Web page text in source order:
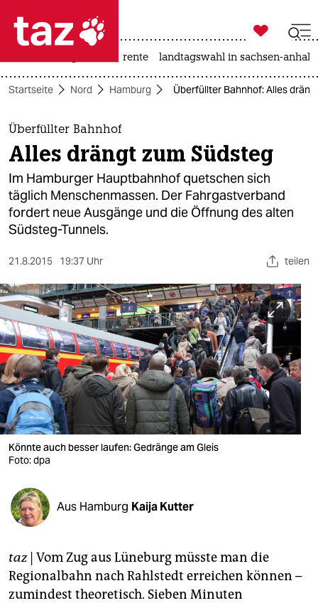
 taz zahl ich
taz zahl ich
themen
politik
öko
gesellschaft
kultur
sport
berlin
nord
wahrheit
verlag
verlag
shop
fragen & hilfe
unterstützen
abo

taz zahl ich
rente landtagswahl in sachsen-anhalt
Startseite Nord Hamburg Überfüllter Bahnhof: Alles
Überfüllter Bahnhof
Alles drängt zum Südsteg​
Im Hamburger Hauptbahnhof quetschen sich
täglich Menschenmassen. Der Fahrgastverband
fordert neue Ausgänge und die Öffnung des alten
Südsteg-Tunnels​.
21.8.2015 19:37 Uhr teilen
Könnte auch besser laufen: Gedränge am Gleis
Foto: dpa
Aus Hamburg Kaija Kutter
taz| Vom Zug aus Lüneburg müsste man die
Regionalbahn nach Rahlstedt erreichen können –
zumindest theoretisch. Sieben Minuten